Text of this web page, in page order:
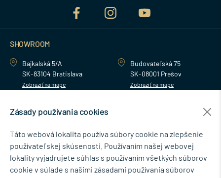
SHOWROOM
Bajkalská 5/A
SK-83104 Bratislava
Zobraziť na mape
Budovateľská 75
SK-08001 Prešov
Zobraziť na mape
NEWSLETTER
Zásady používania cookies
Táto webová lokalita používa súbory cookie na zlepšenie
používateľskej skúsenosti. Používaním našej webovej
lokality vyjadrujete súhlas s používaním všetkých súborov
cookie v súlade s našimi zásadami používania súborov